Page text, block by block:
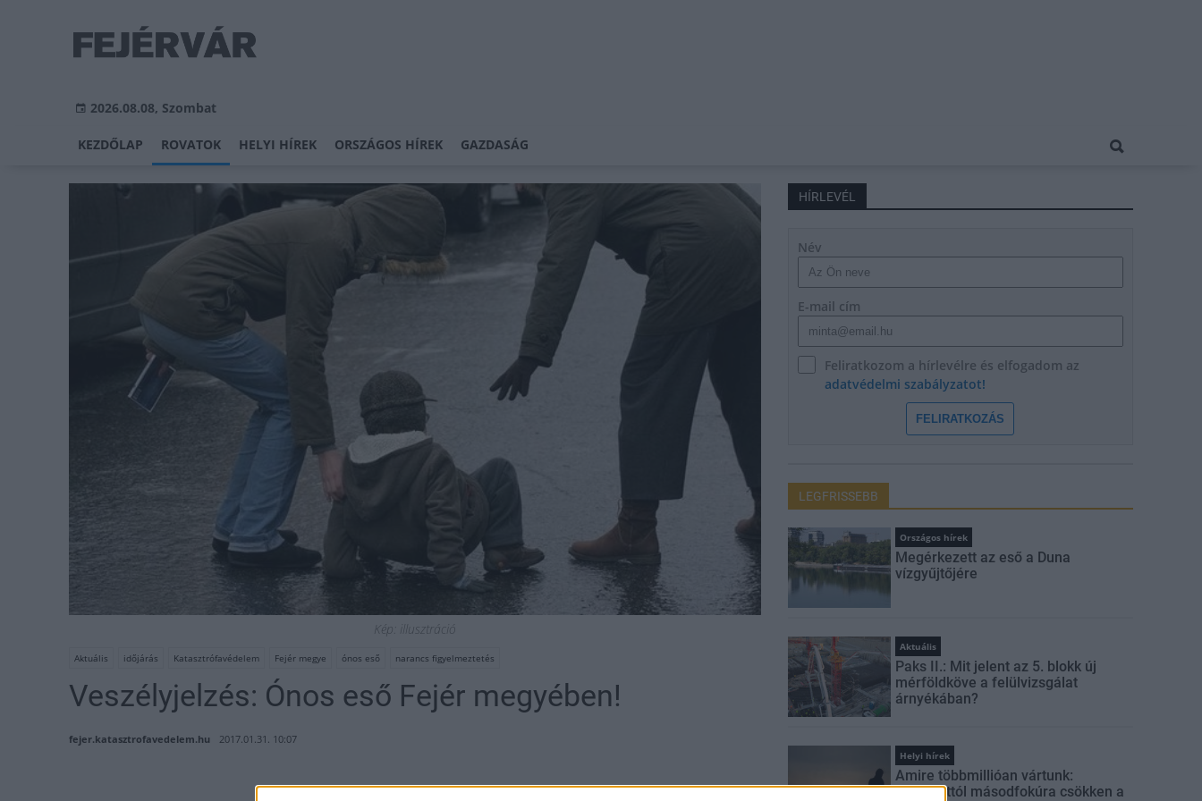
2026.08.08, Szombat
KEZDŐLAP ROVATOK HELYI HÍREK ORSZÁGOS HÍREK GAZDASÁG
Kép: illusztráció
Aktuális időjárás Katasztrófavédelem Fejér megye ónos eső narancs figyelmeztetés
Veszélyjelzés: Ónos eső Fejér megyében!
fejer.katasztrofavedelem.hu 2017.01.31. 10:07
HÍRLEVÉL
Név
E-mail cím
Feliratkozom a hírlevélre és elfogadom az
adatvédelmi szabályzatot!
FELIRATKOZÁS
LEGFRISSEBB
Országos hírek
Megérkezett az eső a Duna
vízgyűjtőjére
Aktuális
Paks II.: Mit jelent az 5. blokk új
mérföldköve a felülvizsgálat
árnyékában?
Helyi hírek
Amire többmillióan vártunk:
szombattól másodfokúra csökken a